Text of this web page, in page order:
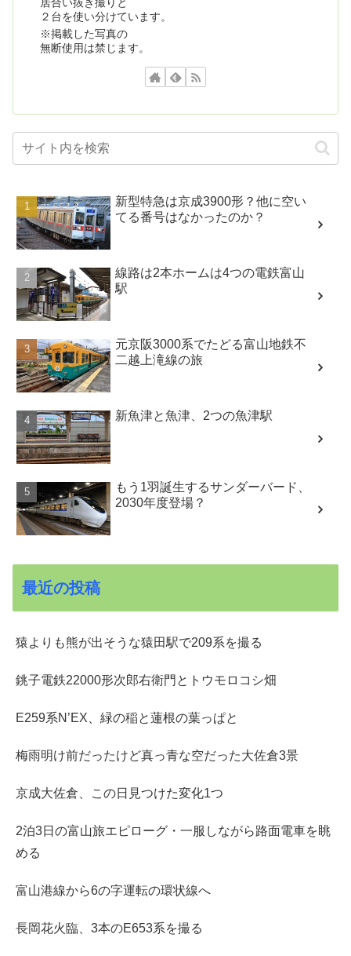
２台を使い分けています。
※掲載した写真の
無断使用は禁じます。
新型特急は京成3900形？他に空い
てる番号はなかったのか？
線路は2本ホームは4つの電鉄富山
駅
元京阪3000系でたどる富山地鉄不
二越上滝線の旅
新魚津と魚津、2つの魚津駅
もう1羽誕生するサンダーバード、
2030年度登場？
最近の投稿
猿よりも熊が出そうな猿田駅で209系を撮る
銚子電鉄22000形次郎右衛門とトウモロコシ畑
E259系N’EX、緑の稲と蓮根の葉っぱと
梅雨明け前だったけど真っ青な空だった大佐倉3景
京成大佐倉、この日見つけた変化1つ
2泊3日の富山旅エピローグ・一服しながら路面電車を眺
める
富山港線から6の字運転の環状線へ
長岡花火臨、3本のE653系を撮る